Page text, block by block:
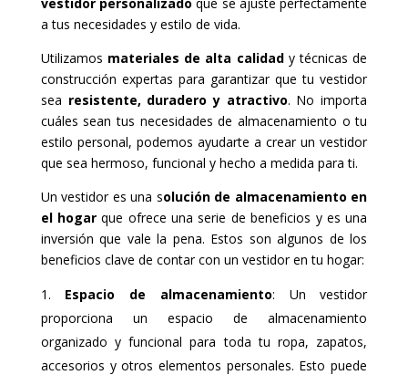
a tus necesidades y estilo de vida.
Utilizamos materiales de alta calidady técnicas de
construcción expertas para garantizar que tu vestidor
sea resistente, duradero y atractivo. No importa
cuáles sean tus necesidades de almacenamiento o tu
estilo personal, podemos ayudarte a crear un vestidor
que sea hermoso, funcional y hecho a medida para ti.
Un vestidor es una solución de almacenamiento en
el hogar que ofrece una serie de beneficios y es una
inversión que vale la pena. Estos son algunos de los
beneficios clave de contar con un vestidor en tu hogar:
Espacio de almacenamiento: Un vestidor
proporciona un espacio de almacenamiento
organizado y funcional para toda tu ropa, zapatos,
accesorios y otros elementos personales. Esto puede